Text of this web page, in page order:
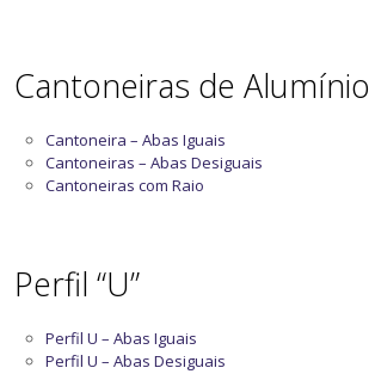
Cantoneiras de Alumínio
Cantoneira – Abas Iguais
Cantoneiras – Abas Desiguais
Cantoneiras com Raio
Perfil “U”
Perfil U – Abas Iguais
Perfil U – Abas Desiguais